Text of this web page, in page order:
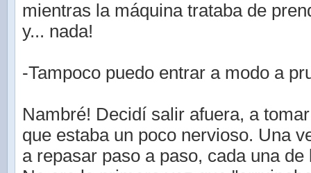
mientras la máquina trataba de
y... nada!
-Tampoco puedo entrar a modo a
Nambré! Decidí salir afuera, a
que estaba un poco nervioso. Una
a repasar paso a paso, cada una